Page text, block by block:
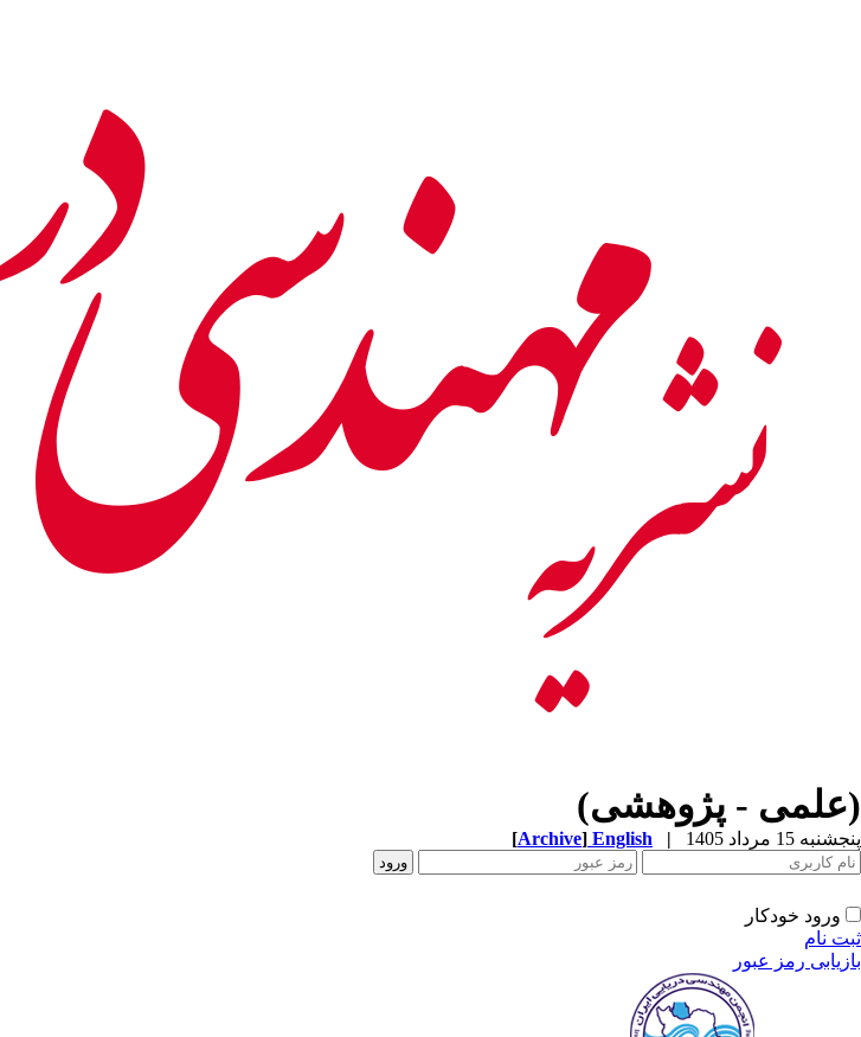
(علمی - پژوهشی)
پنجشنبه 15 مرداد 1405 |
English
[Archive]
ورود خودکار
ثبت نام
بازیابی رمز عبور